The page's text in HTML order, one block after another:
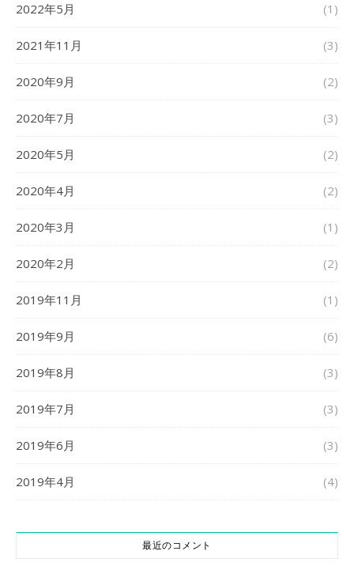
2022年5月 (1)
2021年11月 (3)
2020年9月 (2)
2020年7月 (3)
2020年5月 (2)
2020年4月 (2)
2020年3月 (1)
2020年2月 (2)
2019年11月 (1)
2019年9月 (6)
2019年8月 (3)
2019年7月 (3)
2019年6月 (3)
2019年4月 (4)
最近のコメント